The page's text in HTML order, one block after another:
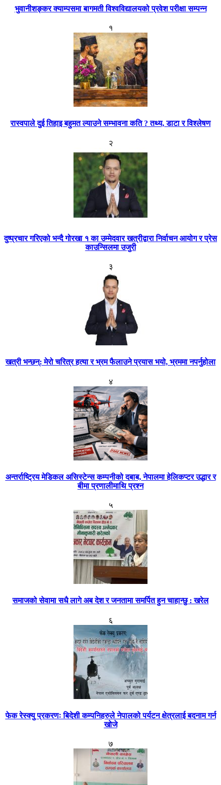
भुवानीशङ्कर क्याम्पसमा बागमती विश्वविद्यालयको प्रवेश परीक्षा सम्पन्न
१
रास्वपाले दुई तिहाइ बहुमत ल्याउने सम्भावना कति ? तथ्य, डाटा र विश्लेषण
२
दुष्प्रचार गरिएको भन्दै गोरखा १ का उम्मेदवार खत्रीद्वारा निर्वाचन आयोग र प्रेस
काउन्सिलमा उजुरी
३
खत्री भन्छन्: मेरो चरित्र हत्या र भ्रम फैलाउने प्रयास भयो, भ्रममा नपर्नुहोला
४
अन्तर्राष्ट्रिय मेडिकल असिस्टेन्स कम्पनीको दबाब, नेपालमा हेलिकप्टर उद्धार र
बीमा प्रणालीमाथि प्रश्न
५
समाजको सेवामा सधै लागे अब देश र जनतामा समर्पित हुन चाहान्छु : खरेल
६
फेक रेस्क्यु प्रकरणः बिदेशी कम्पनिहरुले नेपालको पर्यटन क्षेत्रलाई बदनाम गर्न
खोजे
७